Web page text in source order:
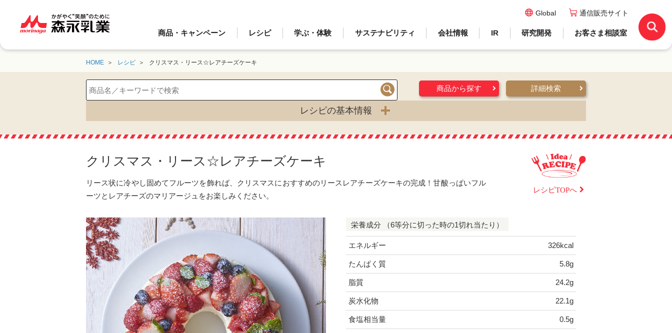
商品・キャンペーン レシピ 学ぶ・体験 サステナビリティ 会社情報 IR 研究開発 お客さま相談室
Global 通信販売サイト
HOME レシピ クリスマス・リース☆レアチーズケーキ
検索
商品から探す 詳細検索
レシピの基本情報
クリスマス・リース☆レアチーズケーキ
リース状に冷やし固めてフルーツを飾れば、クリスマスにおすすめのリースレアチーズケーキの完成！甘酸っぱいフル
ーツとレアチーズのマリアージュをお楽しみください。
レシピTOPへ
栄養成分 （6等分に切った時の1切れ当たり）
エネルギー 326kcal
たんぱく質 5.8g
脂質 24.2g
炭水化物 22.1g
食塩相当量 0.5g